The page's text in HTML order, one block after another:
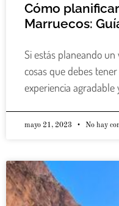
Cómo
Marruecos:
Si estás planeando
cosas que debes
experiencia agradable
mayo 21, 2023 No hay